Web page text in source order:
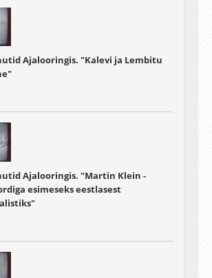
Ajalooringis. "Kalevi ja Lembitu
Ajalooringis. "Martin Klein -
esimeseks eestlasest